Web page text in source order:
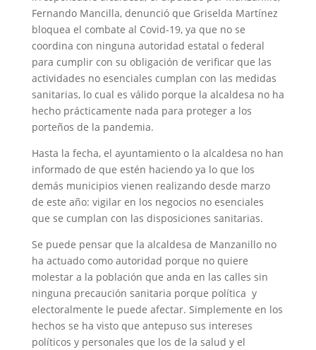
Fernando Mancilla, denunció que Griselda Martínez
bloquea el combate al Covid-19, ya que no se
coordina con ninguna autoridad estatal o federal
para cumplir con su obligación de verificar que las
actividades no esenciales cumplan con las medidas
sanitarias, lo cual es válido porque la alcaldesa no ha
hecho prácticamente nada para proteger a los
porteños de la pandemia.
Hasta la fecha, el ayuntamiento o la alcaldesa no han
informado de que estén haciendo ya lo que los
demás municipios vienen realizando desde marzo
de este año: vigilar en los negocios no esenciales
que se cumplan con las disposiciones sanitarias.
Se puede pensar que la alcaldesa de Manzanillo no
ha actuado como autoridad porque no quiere
molestar a la población que anda en las calles sin
ninguna precaución sanitaria porque política y
electoralmente le puede afectar. Simplemente en los
hechos se ha visto que antepuso sus intereses
políticos y personales que los de la salud y el